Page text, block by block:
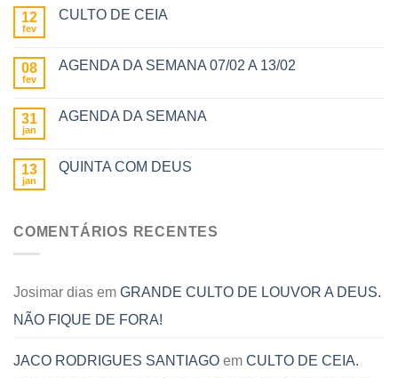
12
fev
CULTO DE CEIA
08
fev
AGENDA DA SEMANA 07/02 A 13/02
31
jan
AGENDA DA SEMANA
13
jan
QUINTA COM DEUS
COMENTÁRIOS RECENTES
Josimar dias em GRANDE CULTO DE LOUVOR A DEUS.
NÃO FIQUE DE FORA!
JACO RODRIGUES SANTIAGO em CULTO DE CEIA.